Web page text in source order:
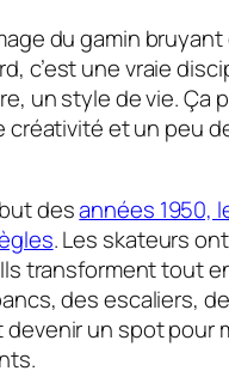
du gamin
c’est une vraie
un style de vie. Ça
créativité et un peu
desannées 1950,
. Les skateurs
Ils transforment tout
des escaliers,
devenir un spot pour